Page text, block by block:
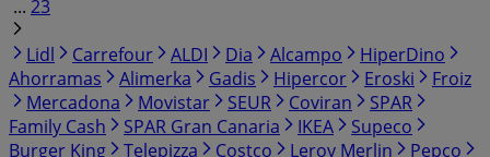
... 23
Lidl
Carrefour ALDI Dia Alcampo
HiperDino
Ahorramas
Alimerka Gadis Hipercor Eroski
Froiz
Mercadona
Movistar SEUR Coviran
SPAR
Family Cash
SPAR Gran Canaria IKEA
Supeco
Burger King
Telepizza Costco Leroy Merlin
Pepco